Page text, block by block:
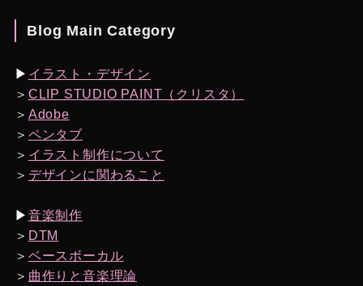
Blog Main Category
▶︎ イラスト・デザイン
＞ CLIP STUDIO PAINT（クリスタ）
＞ Adobe
＞ ペンタブ
＞ イラスト制作について
＞ デザインに関わること
▶︎ 音楽制作
＞ DTM
＞ ベースボーカル
＞ 曲作りと音楽理論